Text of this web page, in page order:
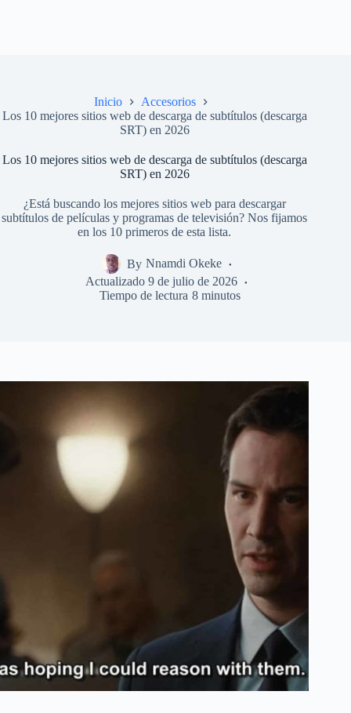
Inicio
Accesorios
Los 10 mejores sitios web de descarga de subtítulos (descarga
SRT) en 2026
Los 10 mejores sitios web de descarga de subtítulos (descarga
SRT) en 2026
¿Está buscando los mejores sitios web para descargar
subtítulos de películas y programas de televisión? Nos fijamos
en los 10 primeros de esta lista.
By Nnamdi Okeke
Actualizado 9 de julio de 2026
Tiempo de lectura 8 minutos